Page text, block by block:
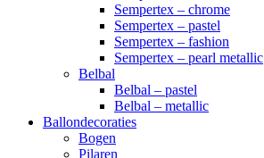
Sempertex – chrome
Sempertex – pastel
Sempertex – fashion
Sempertex – pearl metallic
Belbal
Belbal – pastel
Belbal – metallic
Ballondecoraties
Bogen
Pilaren